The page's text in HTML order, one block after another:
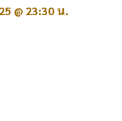
@ 23:30 น.